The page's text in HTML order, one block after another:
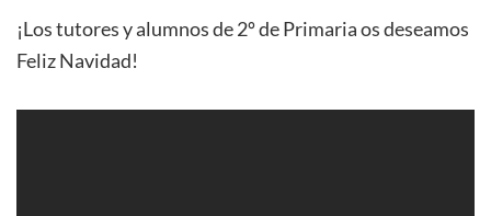
¡Los tutores y alumnos de 2º de Primaria os deseamos
Feliz Navidad!